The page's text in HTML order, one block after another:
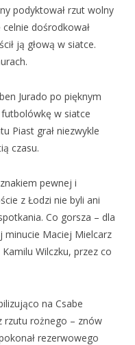
podyktował rzut wolny
celnie dośrodkował
ją głową w siatce.
Jurado po pięknym
futbolówkę w siatce
Piast grał niezwykle
czasu.
pewnej i
z Łodzi nie byli ani
Co gorsza – dla
minucie Maciej Mielcarz
Wilczku, przez co
na Csabe
rzutu rożnego – znów
rezerwowego